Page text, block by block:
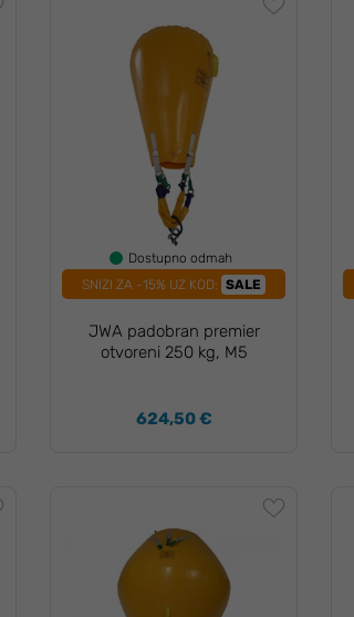
Dostupno odmah
SNIZI ZA -15% UZ KOD: SALE
JWA padobran premier
otvoreni 250 kg, M5
624,50 €